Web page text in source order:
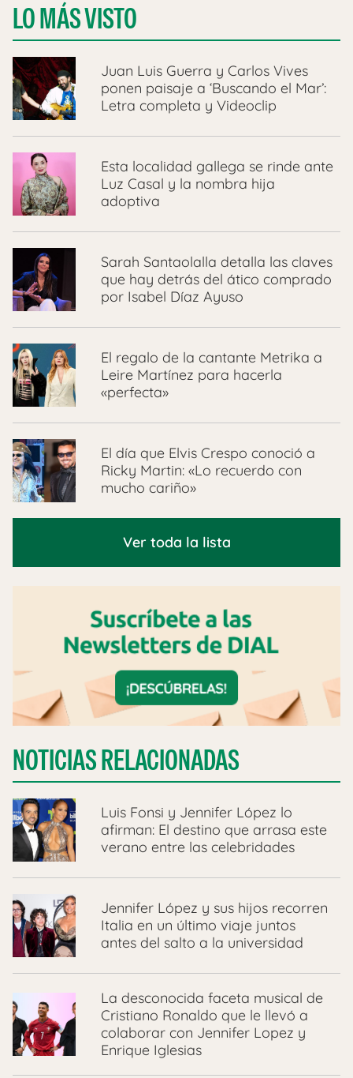
LO MÁS VISTO
Juan Luis Guerra y Carlos Vives
ponen paisaje a ‘Buscando el Mar’:
Letra completa y Videoclip
Esta localidad gallega se rinde ante
Luz Casal y la nombra hija
adoptiva
Sarah Santaolalla detalla las claves
que hay detrás del ático comprado
por Isabel Díaz Ayuso
El regalo de la cantante Metrika a
Leire Martínez para hacerla
«perfecta»
El día que Elvis Crespo conoció a
Ricky Martin: «Lo recuerdo con
mucho cariño»
Ver toda la lista
NOTICIAS RELACIONADAS
Luis Fonsi y Jennifer López lo
afirman: El destino que arrasa este
verano entre las celebridades
Jennifer López y sus hijos recorren
Italia en un último viaje juntos
antes del salto a la universidad
La desconocida faceta musical de
Cristiano Ronaldo que le llevó a
colaborar con Jennifer Lopez y
Enrique Iglesias